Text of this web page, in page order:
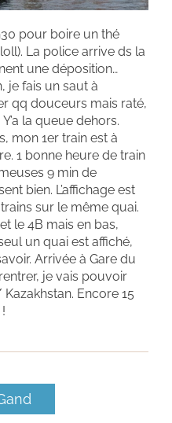
pour boire un thé
La police arrive ds la
une déposition…
je fais un saut à
qq douceurs mais raté,
la queue dehors.
mon 1er train est à
1 bonne heure de train
9 min de
bien. L’affichage est
sur le même quai.
le 4B mais en bas,
un quai est affiché,
Arrivée à Gare du
je vais pouvoir
Encore 15